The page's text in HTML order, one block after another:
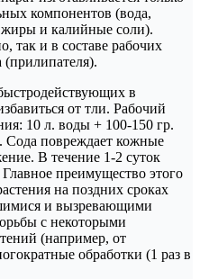
компонентов (вода,
и калийные соли).
так и в составе рабочих
(прилипателя).
в
от тли. Рабочий
10 л. воды + 100-150 гр.
повреждает кожные
В течение 1-2 суток
преимущество этого
на поздних сроках
и вызревающими
с некоторыми
(например, от
обработки (1 раз в